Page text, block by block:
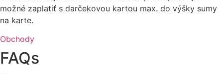
možné zaplatiť s darčekovou kartou max. do výšky sumy
na karte.
Obchody
FAQs